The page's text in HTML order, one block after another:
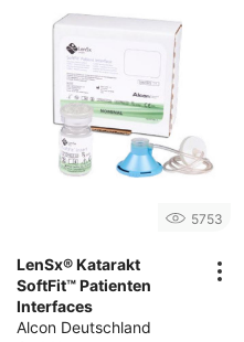
5753
LenSx® Katarakt
SoftFit™ Patienten
Interfaces
Alcon Deutschland